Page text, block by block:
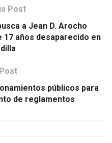
Post
a Jean D. Arocho
17 años desaparecido en
públicos para
de reglamentos